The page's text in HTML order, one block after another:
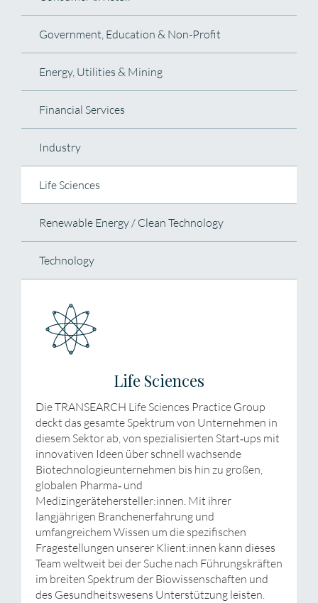
Government, Education & Non-Profit
Energy, Utilities & Mining
Financial Services
Industry
Life Sciences
Renewable Energy / Clean Technology
Technology
Life Sciences
Die TRANSEARCH Life Sciences Practice Group
deckt das gesamte Spektrum von Unternehmen in
diesem Sektor ab, von spezialisierten Start‐ups mit
innovativen Ideen über schnell wachsende
Biotechnologieunternehmen bis hin zu großen,
globalen Pharma‐ und
Medizingerätehersteller:innen. Mit ihrer
langjährigen Branchenerfahrung und
umfangreichem Wissen um die spezifischen
Fragestellungen unserer Klient:innen kann dieses
Team weltweit bei der Suche nach Führungskräften
im breiten Spektrum der Biowissenschaften und
des Gesundheitswesens Unterstützung leisten.